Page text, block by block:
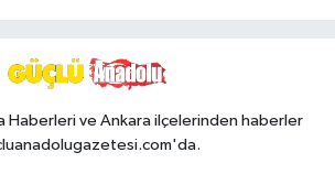
Haberleri ve Ankara ilçelerinden haberler